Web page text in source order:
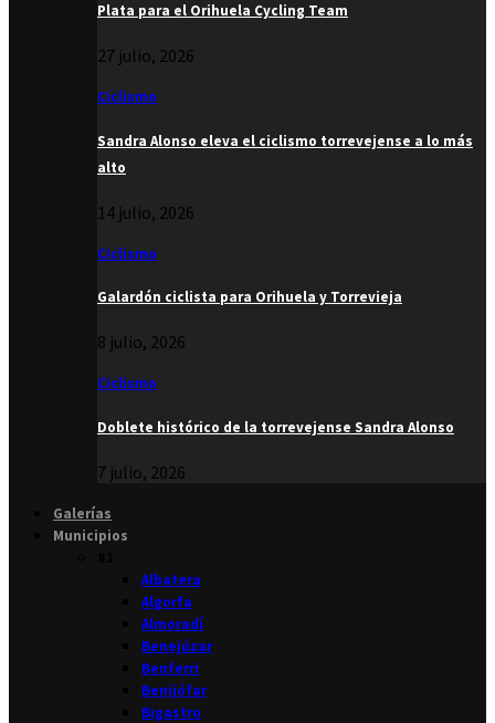
Plata para el Orihuela Cycling Team
27 julio, 2026
Ciclismo
Sandra Alonso eleva el ciclismo torrevejense a lo más
alto
14 julio, 2026
Ciclismo
Galardón ciclista para Orihuela y Torrevieja
8 julio, 2026
Ciclismo
Doblete histórico de la torrevejense Sandra Alonso
7 julio, 2026
Galerías
Municipios
Albatera
Algorfa
Almoradí
Benejúzar
Benferri
Benijófar
Bigastro